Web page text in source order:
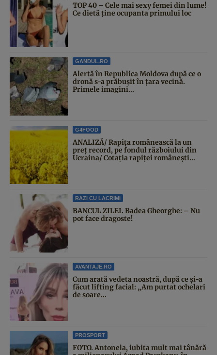
TOP 40 – Cele mai sexy femei din lume!
Ce dietă ține ocupanta primului loc
GANDUL.RO
Alertă în Republica Moldova după ce o
dronă s-a prăbușit în țara vecină.
Primele imagini...
G4FOOD
ANALIZĂ/ Rapița românească la un
preț record, pe fondul războiului din
Ucraina/ Cotația rapiței românești...
RAZI CU LACRIMI
BANCUL ZILEI. Badea Gheorghe: – Nu
pot face dragoste!
AVANTAJE.RO
Cum arată vedeta noastră, după ce și-a
făcut lifting facial: „Am purtat ochelari
de soare...
PROSPORT
FOTO. Antonela, iubita mult mai tânără